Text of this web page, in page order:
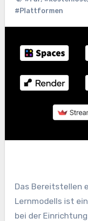
#Plattformen
Das Bereitstellen eines maschinellen
Lernmodells ist
bei der